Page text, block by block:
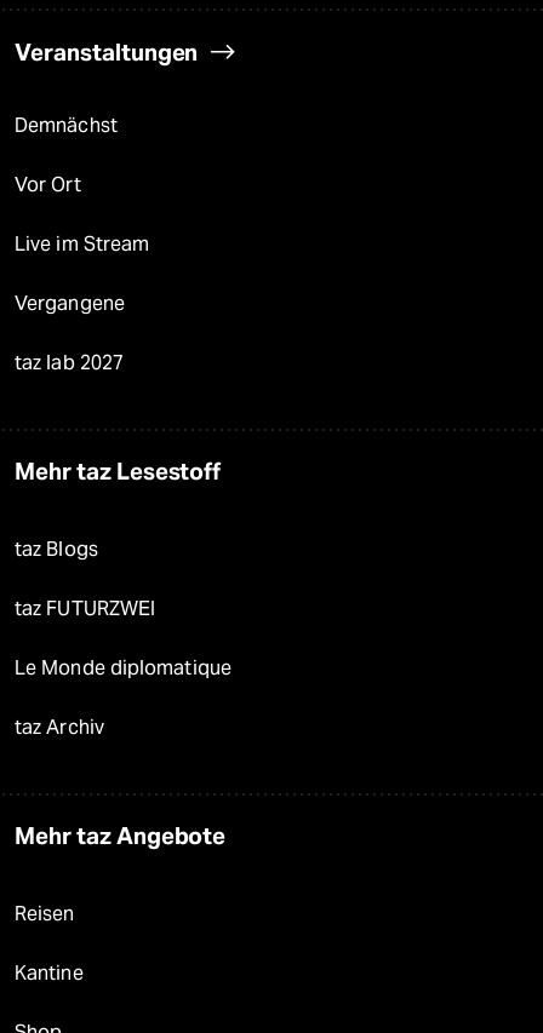
Veranstaltungen
Demnächst
Vor Ort
Live im Stream
Vergangene
taz lab 2027
Mehr taz Lesestoff
taz Blogs
taz FUTURZWEI
Le Monde diplomatique
taz Archiv
Mehr taz Angebote
Reisen
Kantine